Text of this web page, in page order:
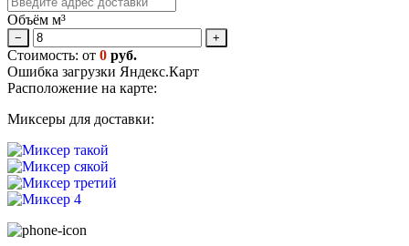
Объём м³
− +
Стоимость: от 0 руб.
Ошибка загрузки Яндекс.Карт
Расположение на карте:
Миксеры для доставки: